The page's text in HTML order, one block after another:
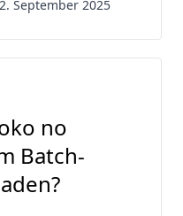
September 2025
no
Batch-